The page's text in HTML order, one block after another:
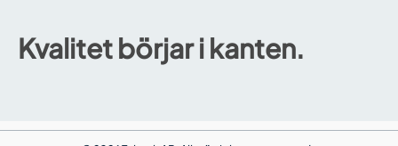
Kvalitet börjar i kanten.